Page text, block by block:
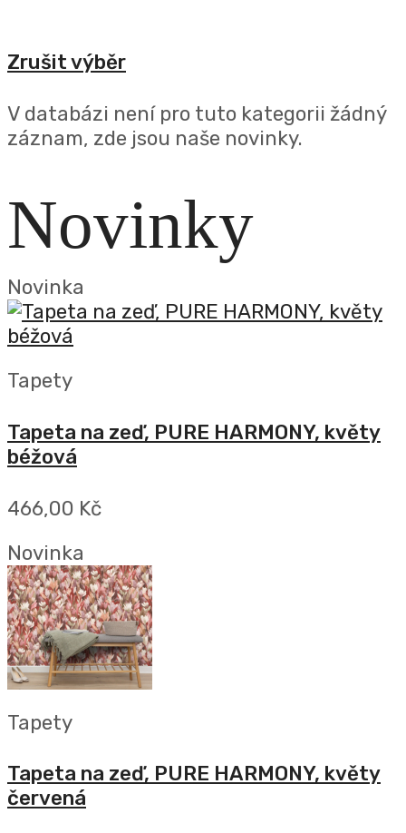
Zrušit výběr
V databázi není pro tuto kategorii žádný
záznam, zde jsou naše novinky.
Novinky
Novinka
Tapety
Tapeta na zeď, PURE HARMONY, květy
béžová
466,00 Kč
Novinka
Tapety
Tapeta na zeď, PURE HARMONY, květy
červená